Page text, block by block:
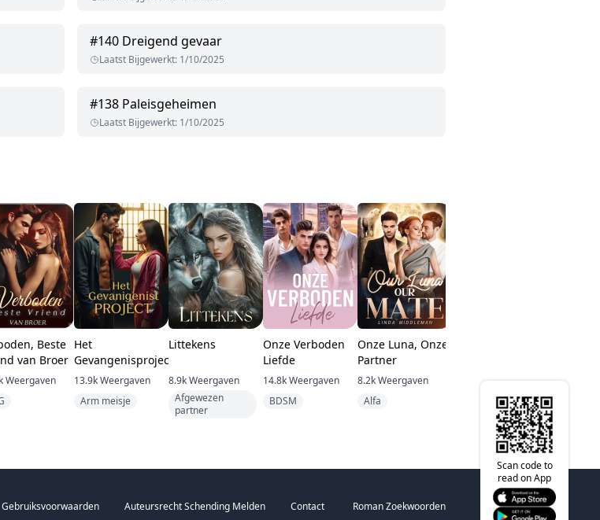
#140 Dreigend gevaar
Laatst Bijgewerkt: 1/10/2025
#138 Paleisgeheimen
Laatst Bijgewerkt: 1/10/2025
Beste
van Broer
Weergaven
Het
Gevangenisproject
13.9kWeergaven
Arm meisje
Littekens
8.9kWeergaven
Afgewezen
partner
Onze Verboden
Liefde
14.8kWeergaven
BDSM
Onze Luna, Onze
Partner
8.2kWeergaven
Alfa
Gebruiksvoorwaarden Auteursrecht Schending Melden Contact Roman Zoekwoorden
Scan code to
read on App